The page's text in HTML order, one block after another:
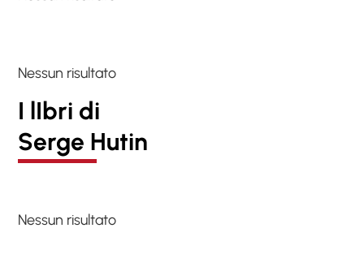
Nessun risultato
I lIbri di
Serge Hutin
Nessun risultato